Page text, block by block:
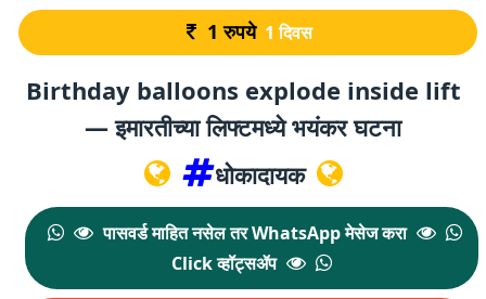
1 रुपये 1 दिवस
Birthday balloons explode inside lift
— इमारतीच्या लिफ्टमध्ये भयंकर घटना
धोकादायक
पासवर्ड माहित नसेल तर WhatsApp मेसेज करा
Click व्हॉट्सॲप